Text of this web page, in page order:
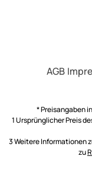
AGB
* Preisangaben
1 Ursprünglicher Preis
3 Weitere Informationen
zu